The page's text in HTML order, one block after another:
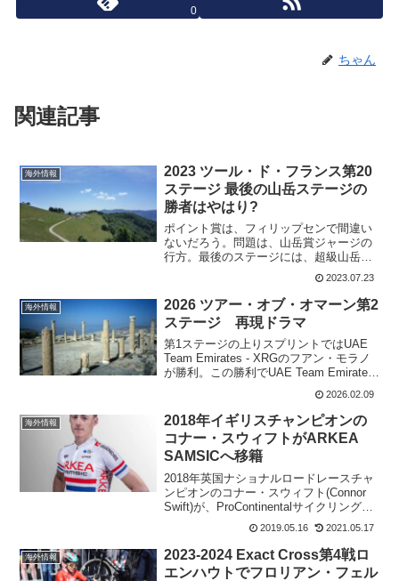
0
ちゃん
関連記事
海外情報
2023 ツール・ド・フランス第20
ステージ 最後の山岳ステージの
勝者はやはり?
ポイント賞は、フィリップセンで間違い
ないだろう。問題は、山岳賞ジャージの
行方。最後のステージには、超級山岳は
ないけれど1級山岳が2箇所最後に待って
いる。 ジュリオ・チッコーネ Lidl-
Trek 88ポイント フェリックス・ガル
AG2R ...
2023.07.23
海外情報
2026 ツアー・オブ・オマーン第2
ステージ 再現ドラマ
第1ステージの上りスプリントではUAE
Team Emirates - XRGのフアン・モラノ
が勝利。この勝利でUAE Team Emirates
- XRGはすでに7勝目。ジェイ・ヴァイ
ン、ミッケル・ビョーグ、ヨナタン・ナ
ルバエスと離脱し...
2026.02.09
海外情報
2018年イギリスチャンピオンの
コナー・スウィフトがARKEA
SAMSICへ移籍
2018年英国ナショナルロードレースチャ
ンピオンのコナー・スウィフト(Connor
Swift)が、ProContinentalサイクリングチ
ームArkea-Samsicと契約。フランスのレ
ンヌに拠点を置くチームと、2020年の終
わりまで走...
2019.05.16 2021.05.17
海外情報
2023-2024 Exact Cross第4戦ロ
エンハウトでフロリアン・フェル